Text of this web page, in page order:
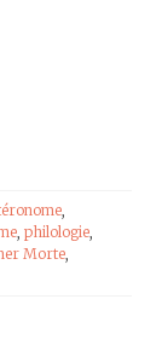
,
, philologie,
Morte,